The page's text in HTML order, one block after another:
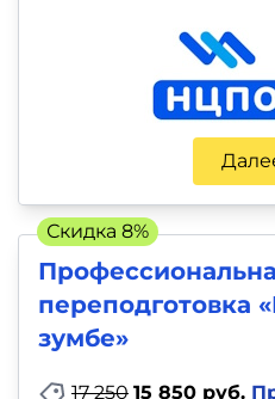
переподготовка
зумбе»
17 250 15 850 руб.
Скидка 8%